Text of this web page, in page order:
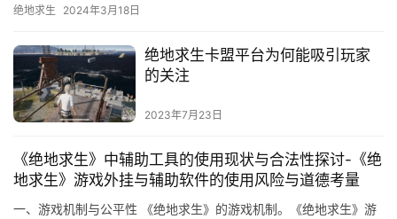
绝地求生 2024年3月18日
绝地求生卡盟平台为何能吸引玩家
的关注
2023年7月23日
《绝地求生》中辅助工具的使用现状与合法性探讨-《绝
地求生》游戏外挂与辅助软件的使用风险与道德考量
一、游戏机制与公平性 《绝地求生》的游戏机制。《绝地求生》游